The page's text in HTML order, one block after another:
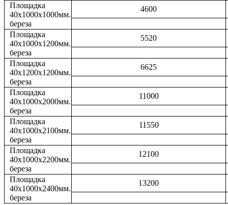
Площадка
40х1000х1000мм.
береза
4600
Площадка
40х1000х1200мм.
береза
5520
Площадка
40х1200х1200мм.
береза
6625
Площадка
40х1000х2000мм.
береза
11000
Площадка
40х1000х2100мм.
береза
11550
Площадка
40х1000х2200мм.
береза
12100
Площадка
40х1000х2400мм.
береза
13200